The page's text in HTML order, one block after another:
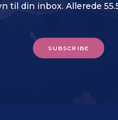
til din inbox. Allerede
SUBSCRIBE